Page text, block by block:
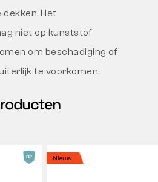
dekken. Het
niet op kunststof
om beschadiging of
te voorkomen.
Nieuw